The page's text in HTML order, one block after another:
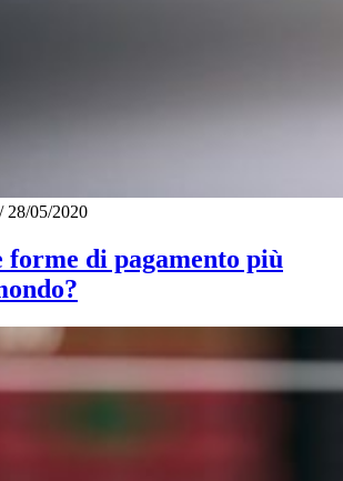
/ 28/05/2020
forme di pagamento più